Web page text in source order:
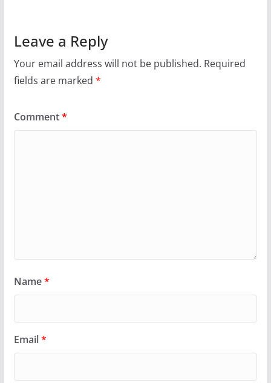
Leave a Reply
Your email address will not be published. Required
fields are marked *
Comment*
Name*
Email*